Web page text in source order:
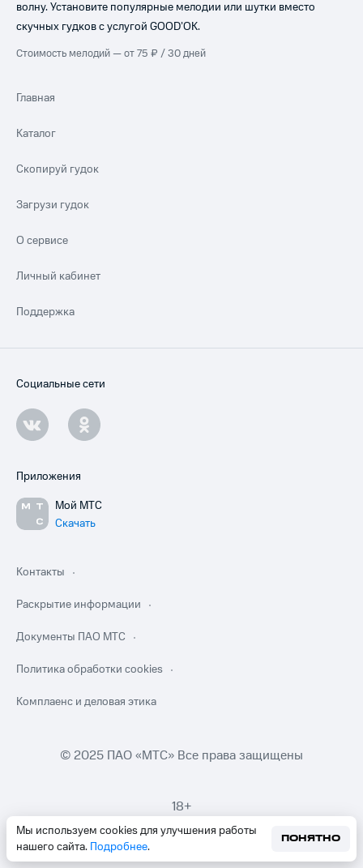
Мы используем cookies для улучшения работы
нашего сайта. Подробнее.
ПОНЯТНО
волну. Установите популярные мелодии или шутки вместо
скучных гудков с услугой GOOD’OK.
Стоимость мелодий — от 75 ₽ / 30 дней
Главная
Каталог
Скопируй гудок
Загрузи гудок
О сервисе
Личный кабинет
Поддержка
Социальные сети
Приложения
Мой МТС
Скачать
Контакты
Раскрытие информации
Документы ПАО МТС
Политика обработки cookies
Комплаенс и деловая этика
© 2025 ПАО «МТС» Все права защищены
18+